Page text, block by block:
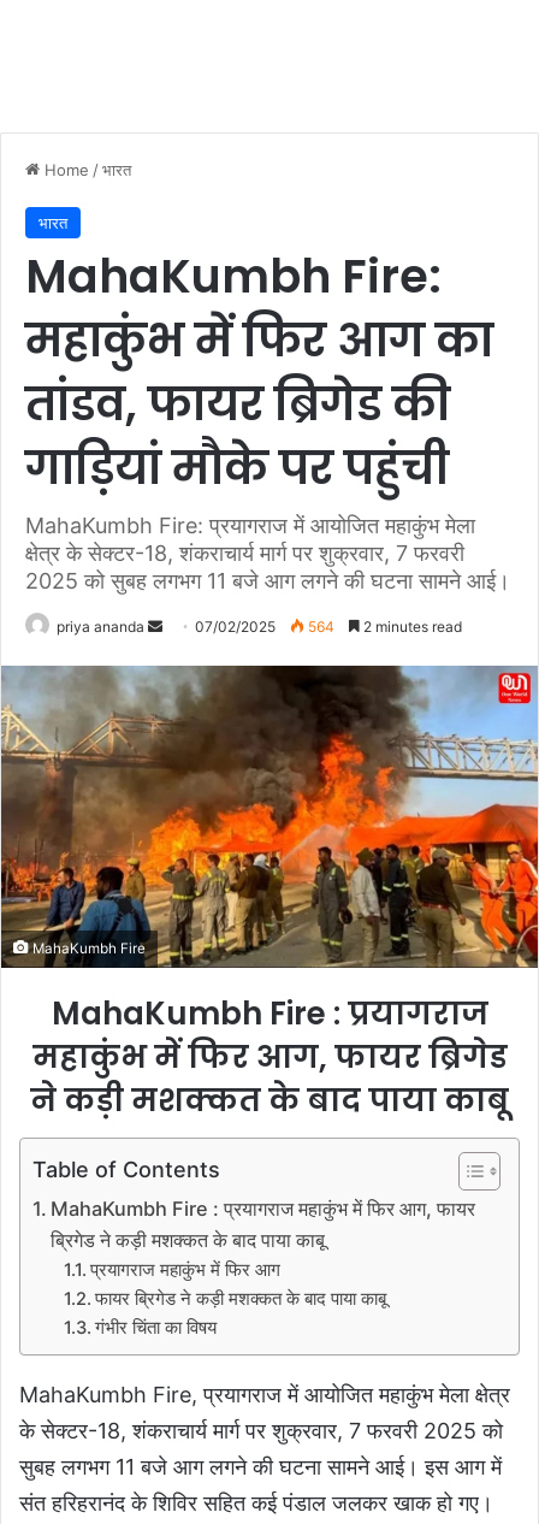
Home /भारत
भारत
MahaKumbh Fire:
महाकुंभ में फिर आग का
तांडव, फायर ब्रिगेड की
गाड़ियां मौके पर पहुंची
MahaKumbh Fire: प्रयागराज में आयोजित महाकुंभ मेला
क्षेत्र के सेक्टर-18, शंकराचार्य मार्ग पर शुक्रवार, 7 फरवरी
2025 को सुबह लगभग 11 बजे आग लगने की घटना सामने आई।
priya ananda
d
n
m
a
i
l
07/02/2025 564 2 minutes read
MahaKumbh Fire
MahaKumbh Fire :प्रयागराज
महाकुंभ में फिर आग, फायर ब्रिगेड
ने कड़ी मशक्कत के बाद पाया काबू
Table of Contents
MahaKumbh Fire : प्रयागराज महाकुंभ में फिर आग, फायर
ब्रिगेड ने कड़ी मशक्कत के बाद पाया काबू
प्रयागराज महाकुंभ में फिर आग
फायर ब्रिगेड ने कड़ी मशक्कत के बाद पाया काबू
गंभीर चिंता का विषय
MahaKumbh Fire,प्रयागराज में आयोजित महाकुंभ मेला क्षेत्र
के सेक्टर-18, शंकराचार्य मार्ग पर शुक्रवार, 7 फरवरी 2025 को
सुबह लगभग 11 बजे आग लगने की घटना सामने आई। इस आग में
संत हरिहरानंद के शिविर सहित कई पंडाल जलकर खाक हो गए।